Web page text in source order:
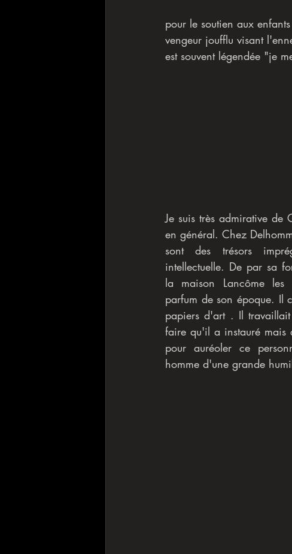
pour le soutien aux
vengeur joufflu visant
est souvent légendée "je
Je suis très admirative de
en général. Chez
sont des trésors
intellectuelle. De par sa
la maison Lancôme les
parfum de son époque. Il
papiers d'art . Il
faire qu'il a instauré mais
pour auréoler ce
homme d'une grande